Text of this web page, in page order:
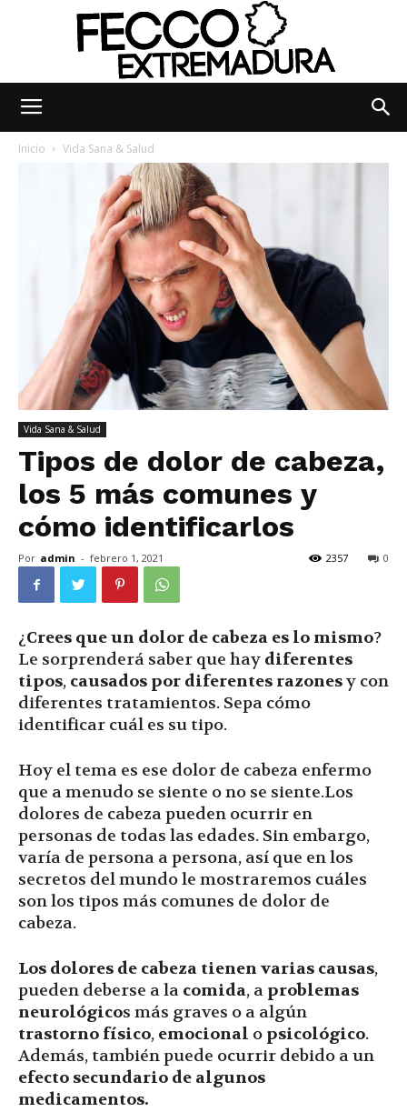
Digital
Extremadura
Inicio Vida Sana & Salud
Vida Sana & Salud
Tipos de dolor de cabeza,
los 5 más comunes y
cómo identificarlos
Por admin - febrero 1, 2021 0
2357
¿Crees que un dolor de cabeza es lo mismo?
Le sorprenderá saber que hay diferentes
tipos, causados por diferentes razonesy con
diferentes tratamientos. Sepa cómo
identificar cuál es su tipo.
Hoy el tema es ese dolor de cabeza enfermo
que a menudo se siente o no se siente.Los
dolores de cabeza pueden ocurrir en
personas de todas las edades. Sin embargo,
varía de persona a persona, así que en los
secretos del mundo le mostraremos cuáles
son los tipos más comunes de dolor de
cabeza.
Los dolores de cabeza tienen varias causas,
pueden deberse a la comida, a problemas
neurológicos más graves o a algún
trastorno físico, emocional o psicológico.
Además, también puede ocurrir debido a un
efecto secundario de algunos
medicamentos.